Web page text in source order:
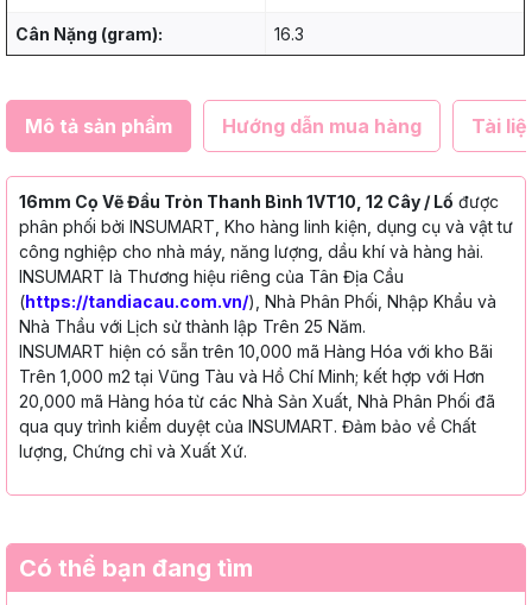
Cân Nặng (gram): 16.3
Mô tả sản phẩm Hướng dẫn mua hàng Tài
16mm Cọ Vẽ Đầu Tròn Thanh Bình 1VT10, 12 Cây / Lố được
phân phối bởi INSUMART, Kho hàng linh kiện, dụng cụ và vật tư
công nghiệp cho nhà máy, năng lượng, dầu khí và hàng hải.
INSUMART là Thương hiệu riêng của Tân Địa Cầu
(https://tandiacau.com.vn/), Nhà Phân Phối, Nhập Khẩu và
Nhà Thầu với Lịch sử thành lập Trên 25 Năm.
INSUMART hiện có sẵn trên 10,000 mã Hàng Hóa với kho Bãi
Trên 1,000 m2 tại Vũng Tàu và Hồ Chí Minh; kết hợp với Hơn
20,000 mã Hàng hóa từ các Nhà Sản Xuất, Nhà Phân Phối đã
qua quy trình kiểm duyệt của INSUMART. Đảm bảo về Chất
lượng, Chứng chỉ và Xuất Xứ.
Có thể bạn đang tìm